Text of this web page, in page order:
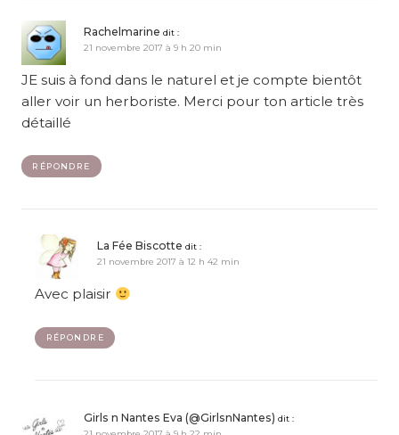
Rachelmarine dit :
21 novembre 2017 à 9 h 20 min
JE suis à fond dans le naturel et je compte bientôt
aller voir un herboriste. Merci pour ton article très
détaillé
RÉPONDRE
La Fée Biscotte dit :
21 novembre 2017 à 12 h 42 min
Avec plaisir
RÉPONDRE
Girls n Nantes Eva (@GirlsnNantes) dit :